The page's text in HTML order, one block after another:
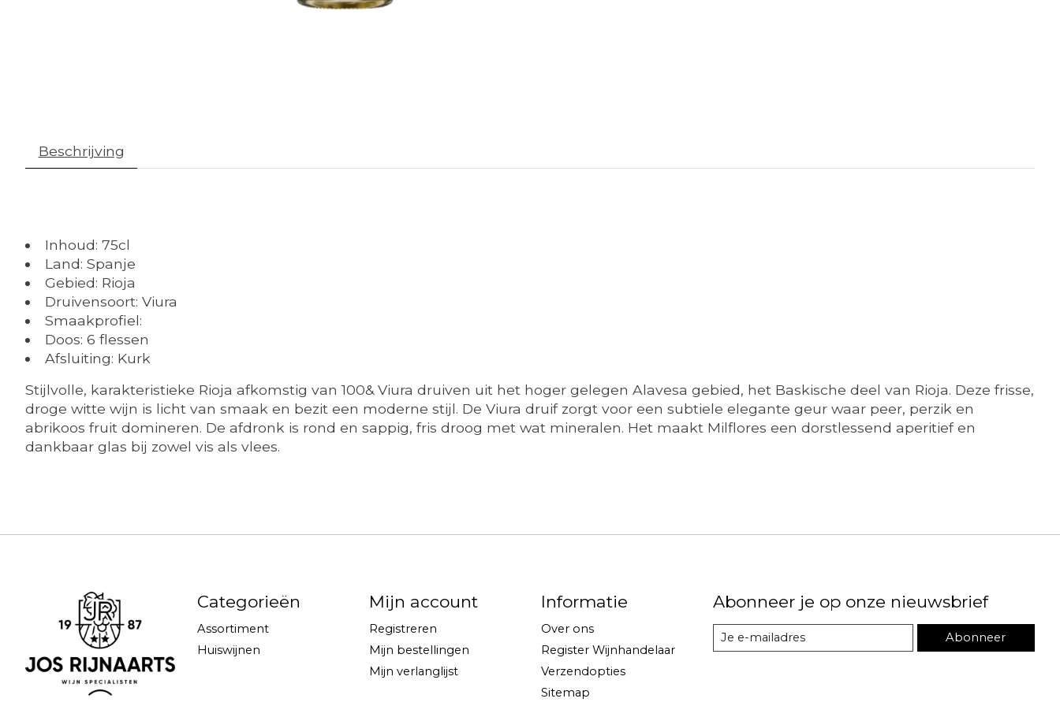
Beschrijving
Inhoud: 75cl
Land: Spanje
Gebied: Rioja
Druivensoort: Viura
Smaakprofiel:
Doos: 6 flessen
Afsluiting: Kurk
Stijlvolle, karakteristieke Rioja afkomstig van 100& Viura druiven uit het hoger gelegen Alavesa gebied, het Baskische deel van Rioja. Deze frisse,
droge witte wijn is licht van smaak en bezit een moderne stijl. De Viura druif zorgt voor een subtiele elegante geur waar peer, perzik en
abrikoos fruit domineren. De afdronk is rond en sappig, fris droog met wat mineralen. Het maakt Milflores een dorstlessend aperitief en
dankbaar glas bij zowel vis als vlees.
Categorieën
Assortiment
Huiswijnen
Mijn account
Registreren
Mijn bestellingen
Mijn verlanglijst
Informatie
Over ons
Register Wijnhandelaar
Verzendopties
Sitemap
Abonneer je op onze nieuwsbrief
Abonneer